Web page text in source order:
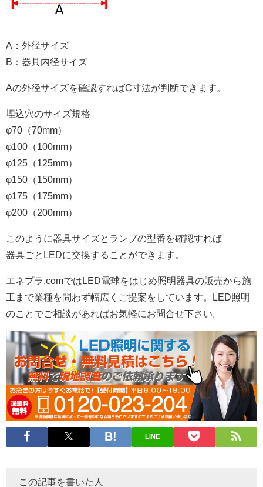
A：外径サイズ
B：器具内径サイズ
Aの外径サイズを確認すればC寸法が判断できます。
埋込穴のサイズ規格
φ70（70mm）
φ100（100mm）
φ125（125mm）
φ150（150mm）
φ175（175mm）
φ200（200mm）
このように器具サイズとランプの型番を確認すれば
器具ごとLEDに交換することができます。
エネプラ.comではLED電球をはじめ照明器具の販売から施
工まで業種を問わず幅広くご提案をしています。LED照明
のことでご相談があればお気軽にお問合せ下さい。
LINE
この記事を書いた人